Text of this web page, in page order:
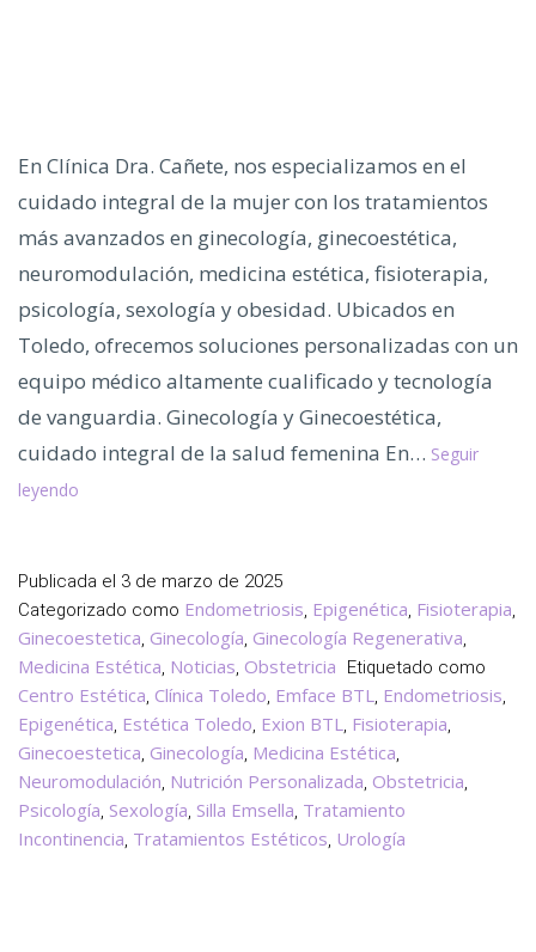
En Clínica Dra. Cañete, nos especializamos en el
cuidado integral de la mujer con los tratamientos
más avanzados en ginecología, ginecoestética,
neuromodulación, medicina estética, fisioterapia,
psicología, sexología y obesidad. Ubicados en
Toledo, ofrecemos soluciones personalizadas con un
equipo médico altamente cualificado y tecnología
de vanguardia. Ginecología y Ginecoestética,
cuidado integral de la salud femenina En… Seguir
leyendo
Clínica
de
Confianza
en
Toledo
Publicada el 3 de marzo de 2025
Categorizado como Endometriosis, Epigenética, Fisioterapia,
Ginecoestetica, Ginecología, Ginecología Regenerativa,
Medicina Estética, Noticias, Obstetricia Etiquetado como
Centro Estética, Clínica Toledo, Emface BTL, Endometriosis,
Epigenética, Estética Toledo, Exion BTL, Fisioterapia,
Ginecoestetica, Ginecología, Medicina Estética,
Neuromodulación, Nutrición Personalizada, Obstetricia,
Psicología, Sexología, Silla Emsella, Tratamiento
Incontinencia, Tratamientos Estéticos, Urología